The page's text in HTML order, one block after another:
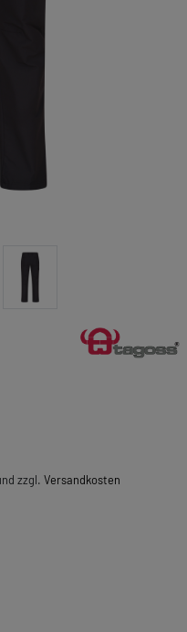
Link zur
zzgl. Versandkosten